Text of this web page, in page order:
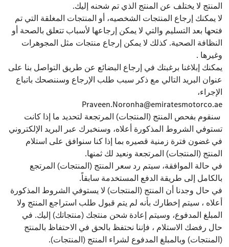
المنتج لا يختلف عن المنتج الذي تم شحنه إليك.
لا يمكنك إرجاع المنتجات الشخصيه، أو المنتجات المغلقة التي تم
فتحها بعد التسليم والتي لا يمكن إرجاعها لأسباب تتعلق بالصحة أو
النظافة الصحية. كذلك لا يمكن إرجاع منتجات مثل المجوهرات
وغيرها .
يمكنك إبلاغنا برغبتك في إرجاع البضائع عن طريق التواصل بنا على
عنوان البريد التالي مع ذكر سبب طلب الإرجاع وسننصحك باتباع
الإجراء،
Praveen.Noronha@emiratesmotorco.ae
سنقوم بفحص المنتج (المنتجات) المرتجعة لتحديد ما إذا كانت
تستوفي الشروط المذكورة أعلاه، وسنخبرك عبر البريد الإلكتروني
في غضون فترة زمنية قصيره بما إذا كنا سنوافق على استلام
المنتج (المنتجات) المرتجعة ونعيد لك ثمنها.
في حالة الموافقة، سيتم رد سعر المنتج (المنتجات) المرتجع
بالكامل إلى طريقة الدفع المستخدمة سابقاً.
في حال وجدنا أن المنتج (المنتجات) لا يستوفي الشروط المذكورة
أعلاه ، سيتم إخطارك بأنه لم يتم قبول طلب استراجع المنتج ولا
المبلغ المدفوع، وسيتم إعادة شحن منتجك (منتجاتك) إليك. في
حال رفضك الاستلام ، فإننا نحتفظ بالحق في الاحتفاظ بالمنتج
(المنتجات) وبالمبلغ المدفوع لشراء المنتج (المنتجات).